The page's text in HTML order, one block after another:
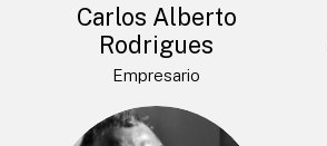
Carlos Alberto
Rodrigues
Empresario